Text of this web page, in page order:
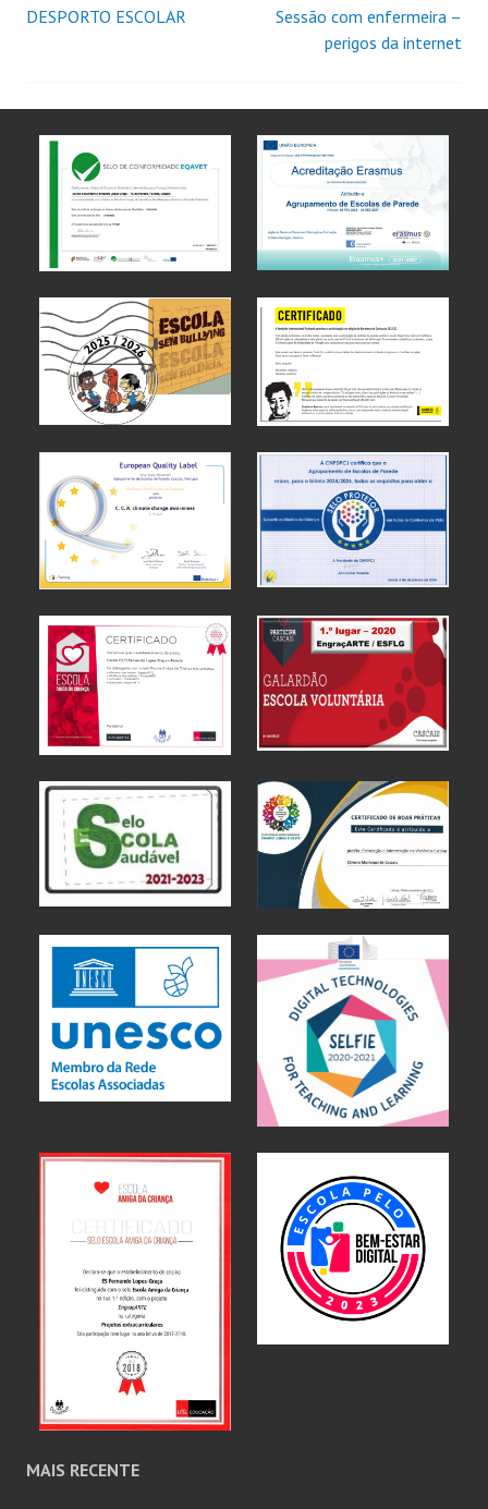
DESPORTO ESCOLAR
Sessão com enfermeira –
perigos da internet
MAIS RECENTE